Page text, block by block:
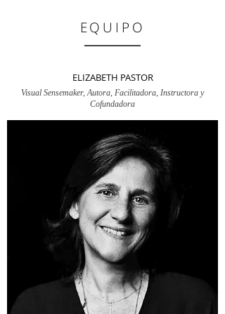
EQUIPO
ELIZABETH PASTOR
Visual Sensemaker, Autora, Facilitadora, Instructora y
Cofundadora